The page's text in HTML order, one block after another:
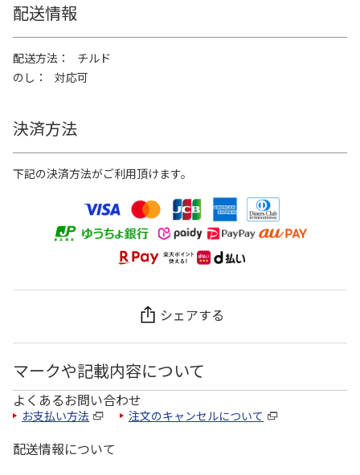
配送情報
配送方法
チルド
のし
対応可
決済方法
下記の決済方法がご利用頂けます。
シェアする
マークや記載内容について
よくあるお問い合わせ
お支払い方法 注文のキャンセルについて
配送情報について